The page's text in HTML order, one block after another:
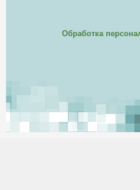
Обработка